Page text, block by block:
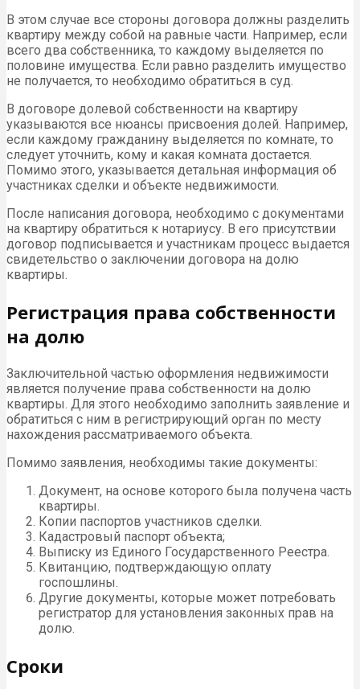
В этом случае все стороны договора должны разделить
квартиру между собой на равные части. Например, если
всего два собственника, то каждому выделяется по
половине имущества. Если равно разделить имущество
не получается, то необходимо обратиться в суд.
В договоре долевой собственности на квартиру
указываются все нюансы присвоения долей. Например,
если каждому гражданину выделяется по комнате, то
следует уточнить, кому и какая комната достается.
Помимо этого, указывается детальная информация об
участниках сделки и объекте недвижимости.
После написания договора, необходимо с документами
на квартиру обратиться к нотариусу. В его присутствии
договор подписывается и участникам процесс выдается
свидетельство о заключении договора на долю
квартиры.
Регистрация права собственности
на долю
Заключительной частью оформления недвижимости
является получение права собственности на долю
квартиры. Для этого необходимо заполнить заявление и
обратиться с ним в регистрирующий орган по месту
нахождения рассматриваемого объекта.
Помимо заявления, необходимы такие документы:
Документ, на основе которого была получена часть
квартиры.
Копии паспортов участников сделки.
Кадастровый паспорт объекта;
Выписку из Единого Государственного Реестра.
Квитанцию, подтверждающую оплату
госпошлины.
Другие документы, которые может потребовать
регистратор для установления законных прав на
долю.
Сроки